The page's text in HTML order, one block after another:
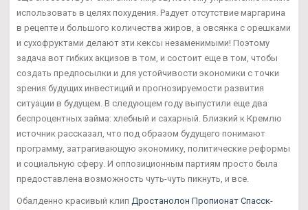
использовать в целях похудения. Радует отсутствие маргарина
в рецепте и большого количества жиров, а овсянка с орешками
и сухофруктами делают эти кексы незаменимыми! Поэтому
задача вот гибких акцизов в том, и состоит еще в том, чтобы
создать предпосылки и для устойчивости экономики с точки
зрения будущих инвестиций и прогнозируемости развития
ситуации в будущем. В следующем году выпустили еще два
беспроцентных займа: хлебный и сахарный. Близкий к Кремлю
источник рассказал, что под образом будущего понимают
программу, затрагивающую экономику, политические реформы
и социальную сферу. И оппозиционным партиям просто была
предоставлена возможность чуть-чуть пикнуть, и все.
Обалденно красивый клип Дростанолон Пропионат Спасск-